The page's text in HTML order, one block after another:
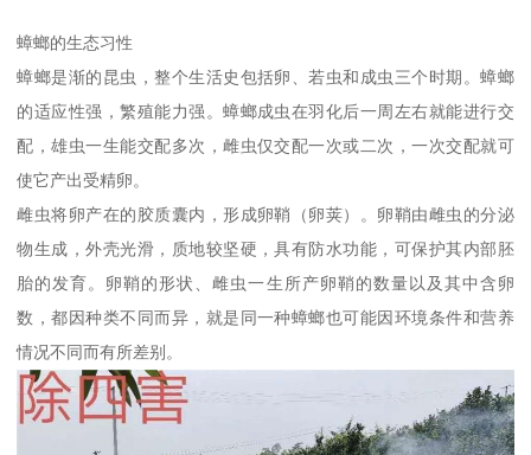
蟑螂的生态习性
蟑螂是渐的昆虫，整个生活史包括卵、若虫和成虫三个时期。蟑螂
的适应性强，繁殖能力强。蟑螂成虫在羽化后一周左右就能进行交
配，雄虫一生能交配多次，雌虫仅交配一次或二次，一次交配就可
使它产出受精卵。
雌虫将卵产在的胶质囊内，形成卵鞘（卵荚）。卵鞘由雌虫的分泌
物生成，外壳光滑，质地较坚硬，具有防水功能，可保护其内部胚
胎的发育。卵鞘的形状、雌虫一生所产卵鞘的数量以及其中含卵
数，都因种类不同而异，就是同一种蟑螂也可能因环境条件和营养
情况不同而有所差别。